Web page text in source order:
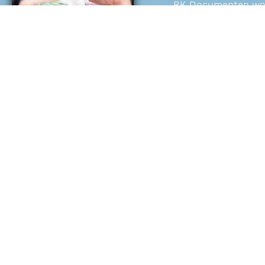
RK Documenten